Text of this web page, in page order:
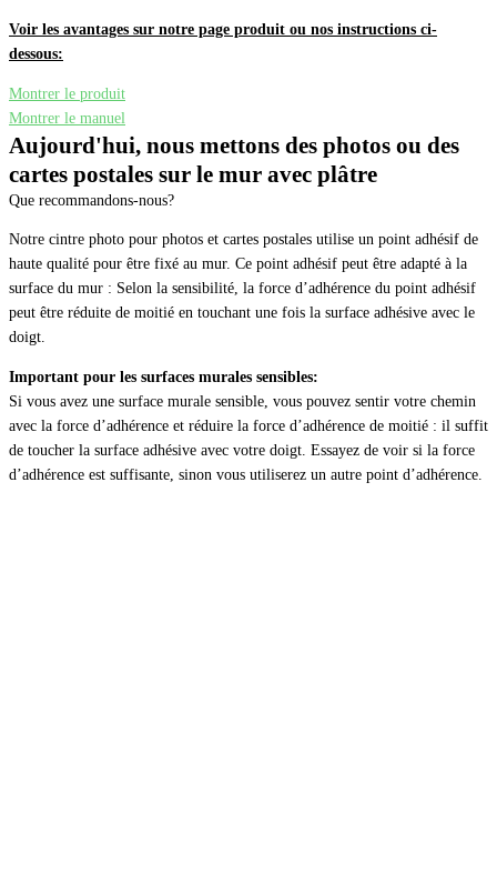
Voir les avantages sur notre page produit ou nos instructions ci-
dessous:
Montrer le produit
Montrer le manuel
Aujourd'hui, nous mettons des photos ou des
cartes postales sur le mur avec plâtre
Que recommandons-nous?
Notre cintre photo pour photos et cartes postales utilise un point adhésif de
haute qualité pour être fixé au mur. Ce point adhésif peut être adapté à la
surface du mur : Selon la sensibilité, la force d’adhérence du point adhésif
peut être réduite de moitié en touchant une fois la surface adhésive avec le
doigt.
Important pour les surfaces murales sensibles:
Si vous avez une surface murale sensible, vous pouvez sentir votre chemin
avec la force d’adhérence et réduire la force d’adhérence de moitié : il suffit
de toucher la surface adhésive avec votre doigt. Essayez de voir si la force
d’adhérence est suffisante, sinon vous utiliserez un autre point d’adhérence.